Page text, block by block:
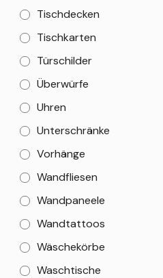
Tischdecken
Tischkarten
Türschilder
Überwürfe
Uhren
Unterschränke
Vorhänge
Wandfliesen
Wandpaneele
Wandtattoos
Wäschekörbe
Waschtische